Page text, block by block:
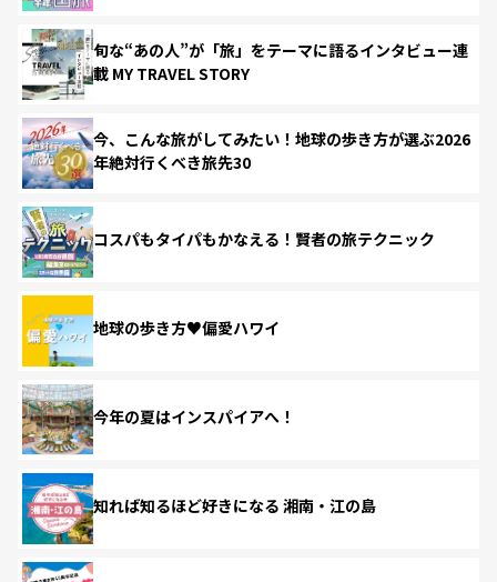
旬な“あの人”が「旅」をテーマに語るインタビュー連
載 MY TRAVEL STORY
今、こんな旅がしてみたい！地球の歩き方が選ぶ2026
年絶対行くべき旅先30
コスパもタイパもかなえる！賢者の旅テクニック
地球の歩き方♥偏愛ハワイ
今年の夏はインスパイアへ！
知れば知るほど好きになる 湘南・江の島